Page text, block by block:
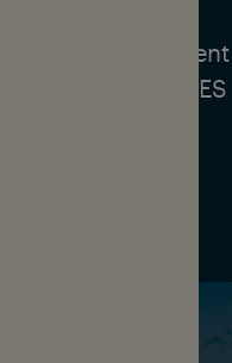
être
animaux puissent
THAN TREES
zones marines